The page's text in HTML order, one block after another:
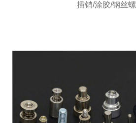
插销/涂胶/钢丝